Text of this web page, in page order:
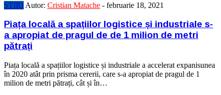
STIRI Autor: Cristian Matache - februarie 18, 2021
Piața locală a spațiilor logistice și industriale s-
a apropiat de pragul de de 1 milion de metri
pătrați
Piața locală a spațiilor logistice și industriale a accelerat expanisunea
în 2020 atât prin prisma cererii, care s-a apropiat de pragul de 1
milion de metri pătrați, cât și în…